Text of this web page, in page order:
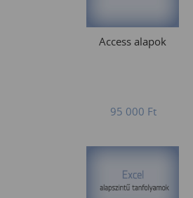
Access alapok
95 000 Ft